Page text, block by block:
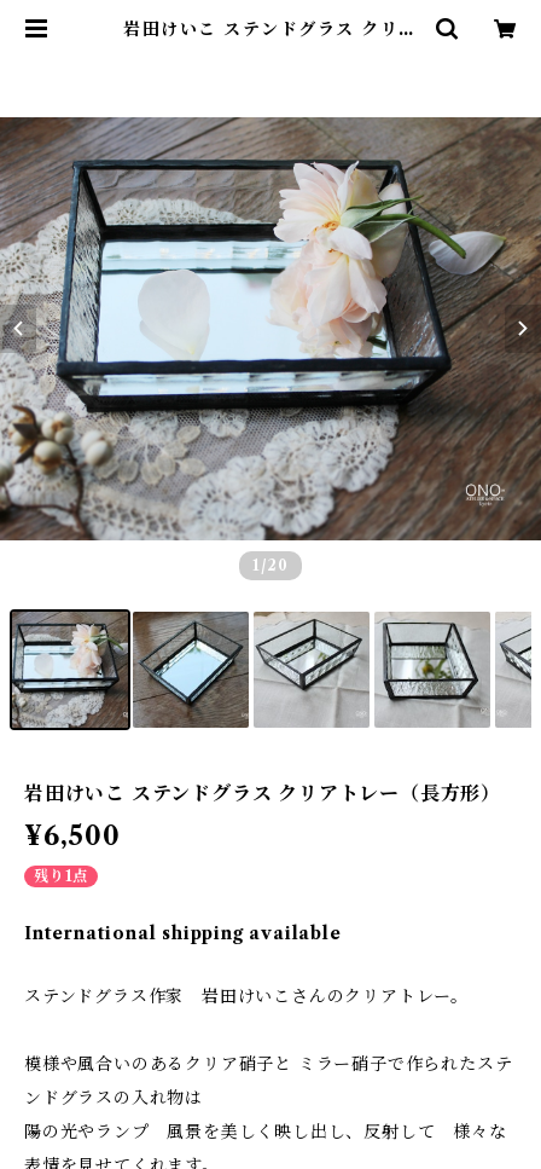
岩田けいこ ステンドグラス クリア
1 /20
岩田けいこ ステンドグラス クリアトレー（長方形）
¥6,500
残り1点
International shipping available
ステンドグラス作家 岩田けいこさんのクリアトレー。
模様や風合いのあるクリア硝子と ミラー硝子で作られたステ
ンドグラスの入れ物は
陽の光やランプ 風景を美しく映し出し、反射して 様々な